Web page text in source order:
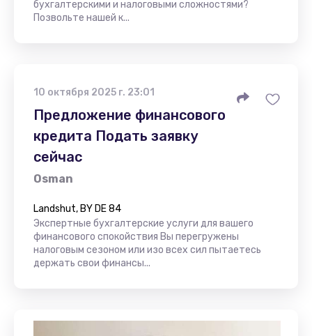
бухгалтерскими и налоговыми сложностями?
Позвольте нашей к...
10 октября 2025 г. 23:01
Предложение финансового
кредита Подать заявку
сейчас
Osman
Landshut, BY DE 84
Экспертные бухгалтерские услуги для вашего
финансового спокойствия Вы перегружены
налоговым сезоном или изо всех сил пытаетесь
держать свои финансы...